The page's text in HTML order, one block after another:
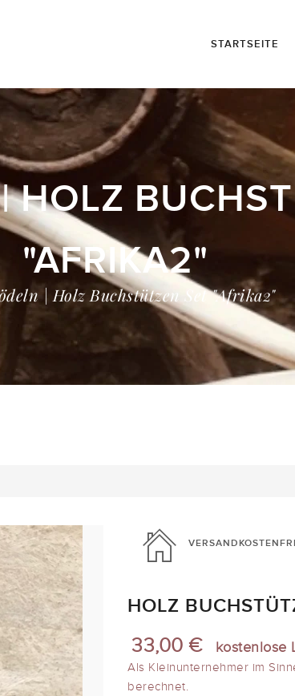
STARTSEITE
HOLZ
"AFRIKA2"
| Holz Buchstützen Set "Afrika2"
HOLZ
33,00 € kostenlose
Als Kleinunternehmer im
berechnet.